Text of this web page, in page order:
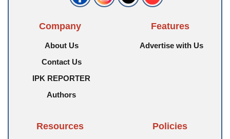
Company
About Us
Contact Us
IPK REPORTER
Authors
Features
Advertise with Us
Resources Policies